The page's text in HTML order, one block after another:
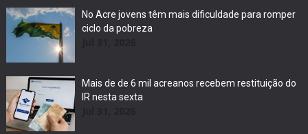
No Acre jovens têm mais dificuldade para romper
ciclo da pobreza
Mais de de 6 mil acreanos recebem restituição do
IR nesta sexta